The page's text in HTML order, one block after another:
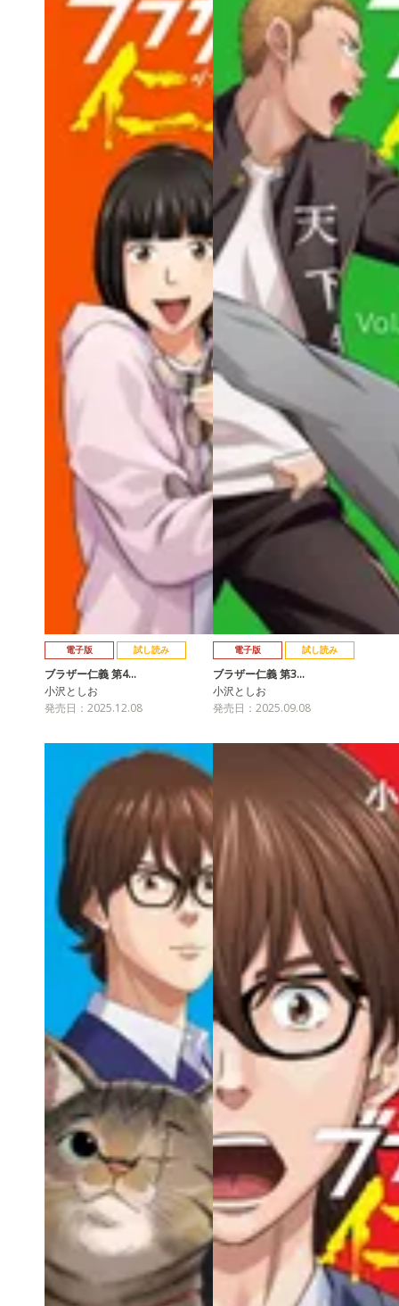
電子版 試し読み
ブラザー仁義 第4…
小沢としお
発売日：2025.12.08
電子版 試し読み
ブラザー仁義 第3…
小沢としお
発売日：2025.09.08